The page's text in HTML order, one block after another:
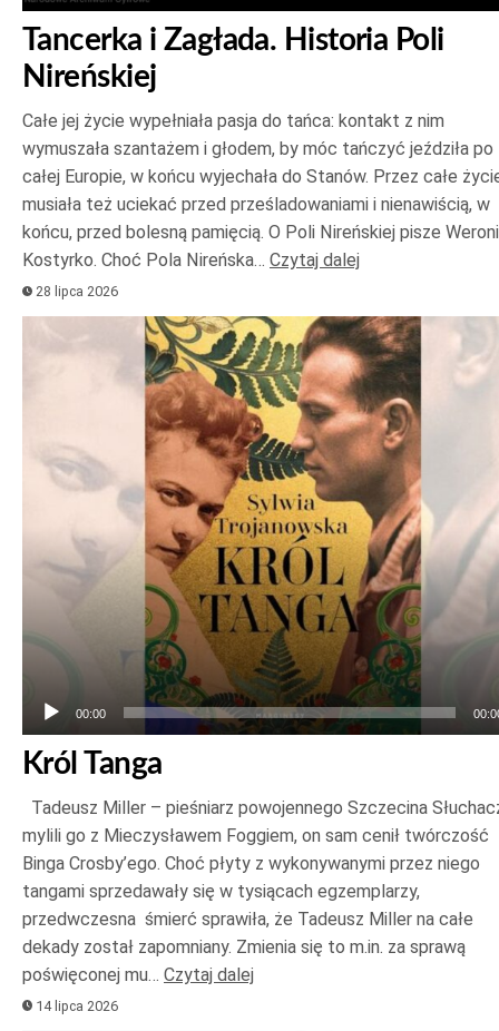
Tancerka i Zagłada. Historia Poli
Nireńskiej
Całe jej życie wypełniała pasja do tańca: kontakt z nim
wymuszała szantażem i głodem, by móc tańczyć jeździła po
całej Europie, w końcu wyjechała do Stanów. Przez całe
musiała też uciekać przed prześladowaniami i nienawiścią, w
końcu, przed bolesną pamięcią. O Poli Nireńskiej pisze
Kostyrko. Choć Pola Nireńska… Czytaj dalej
28 lipca 2026
plików
00:00
Król Tanga
Tadeusz Miller – pieśniarz powojennego Szczecina
mylili go z Mieczysławem Foggiem, on sam cenił twórczość
Binga Crosby’ego. Choć płyty z wykonywanymi przez niego
tangami sprzedawały się w tysiącach egzemplarzy,
przedwczesna śmierć sprawiła, że Tadeusz Miller na całe
dekady został zapomniany. Zmienia się to m.in. za sprawą
poświęconej mu… Czytaj dalej
14 lipca 2026